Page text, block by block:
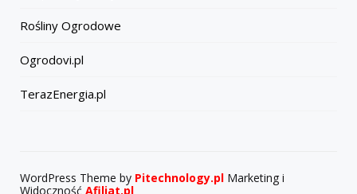
Rośliny Ogrodowe
Ogrodovi.pl
TerazEnergia.pl
WordPress Theme by Pitechnology.pl Marketing i
Widoczność Afiliat.pl